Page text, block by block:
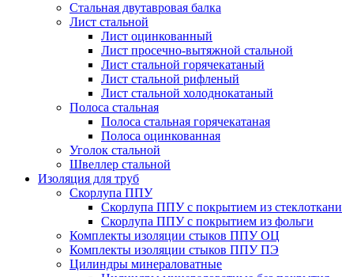
Стальная двутавровая балка
Лист стальной
Лист оцинкованный
Лист просечно-вытяжной стальной
Лист стальной горячекатаный
Лист стальной рифленый
Лист стальной холоднокатаный
Полоса стальная
Полоса стальная горячекатаная
Полоса оцинкованная
Уголок стальной
Швеллер стальной
Изоляция для труб
Скорлупа ППУ
Скорлупа ППУ с покрытием из стеклоткани
Скорлупа ППУ с покрытием из фольги
Комплекты изоляции стыков ППУ ОЦ
Комплекты изоляции стыков ППУ ПЭ
Цилиндры минераловатные